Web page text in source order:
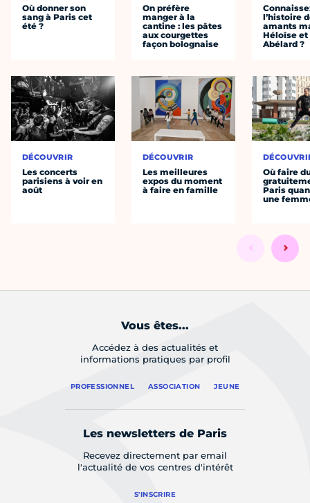
Où donner son
sang à Paris cet
été ?
DÉCOUVRIR
Les concerts
parisiens à voir en
août
On préfère
manger à la
cantine : les pâtes
aux courgettes
façon bolognaise
DÉCOUVRIR
Les meilleures
expos du moment
à faire en famille
l’histoire
amants
Héloïse et
Abélard ?
Où faire
Paris
une
Vous êtes...
Accédez à des actualités et
informations pratiques par profil
PROFESSIONNEL ASSOCIATION JEUNE
Les newsletters de Paris
Recevez directement par email
l'actualité de vos centres d'intérêt
S'INSCRIRE